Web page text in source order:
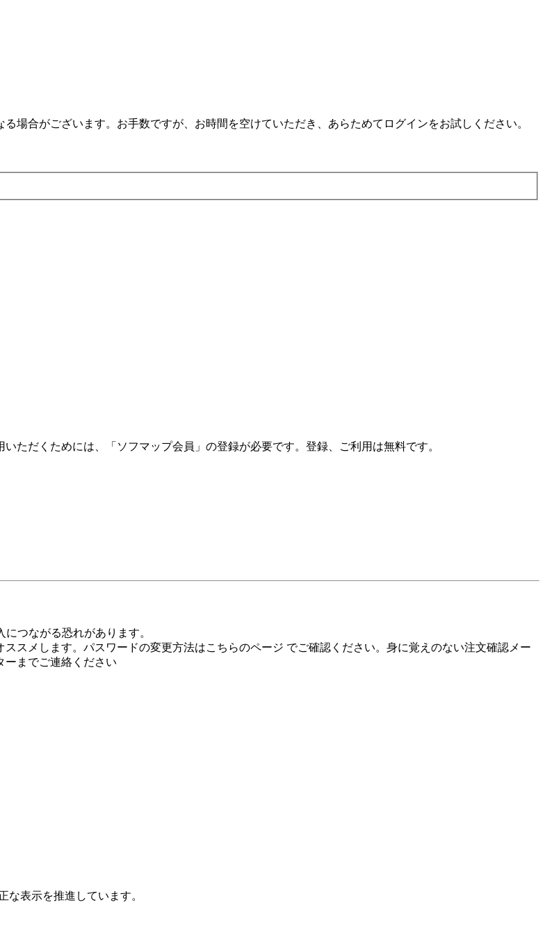
場合がございます。お手数ですが、お時間を空けていただき、あらためてログインをお試しください。
ただくためには、「ソフマップ会員」の登録が必要です。登録、ご利用は無料です。
つながる恐れがあります。
スメします。パスワードの変更方法はこちらのページ でご確認ください。身に覚えのない注文確認メー
ーまでご連絡ください
な表示を推進しています。